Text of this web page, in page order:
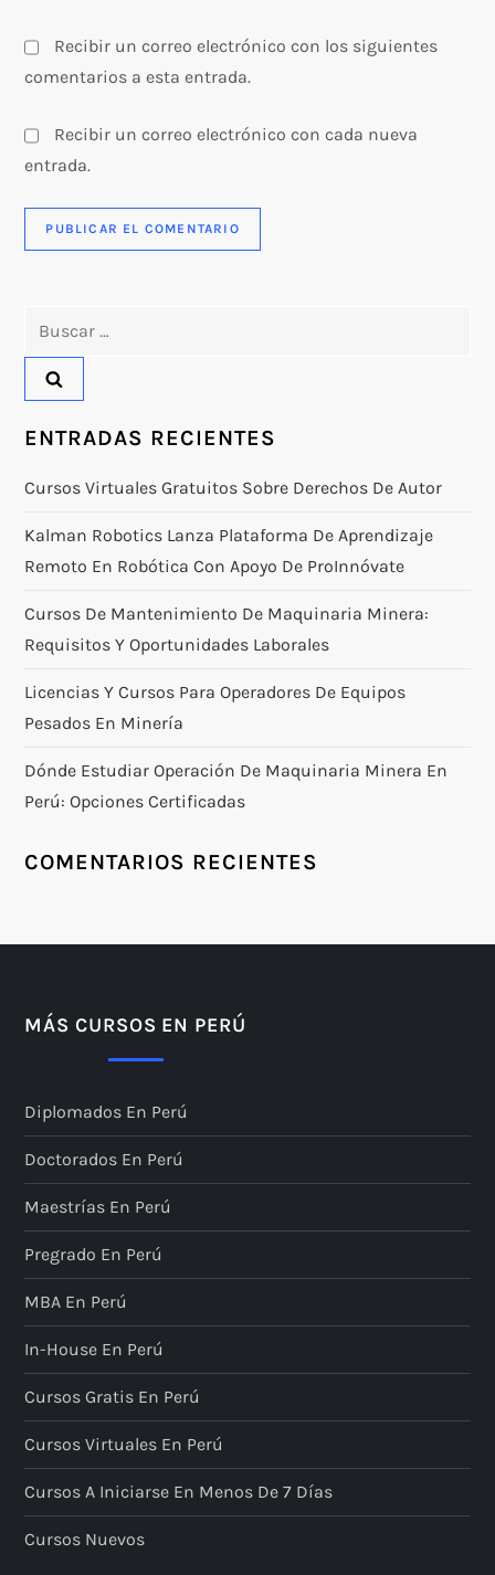
Recibir un correo electrónico con los siguientes
comentarios a esta entrada.
Recibir un correo electrónico con cada nueva
entrada.
ENTRADAS RECIENTES
Cursos Virtuales Gratuitos Sobre Derechos De Autor
Kalman Robotics Lanza Plataforma De Aprendizaje
Remoto En Robótica Con Apoyo De ProInnóvate
Cursos De Mantenimiento De Maquinaria Minera:
Requisitos Y Oportunidades Laborales
Licencias Y Cursos Para Operadores De Equipos
Pesados En Minería
Dónde Estudiar Operación De Maquinaria Minera En
Perú: Opciones Certificadas
COMENTARIOS RECIENTES
MÁS CURSOS EN PERÚ
Diplomados En Perú
Doctorados En Perú
Maestrías En Perú
Pregrado En Perú
MBA En Perú
In-House En Perú
Cursos Gratis En Perú
Cursos Virtuales En Perú
Cursos A Iniciarse En Menos De 7 Días
Cursos Nuevos